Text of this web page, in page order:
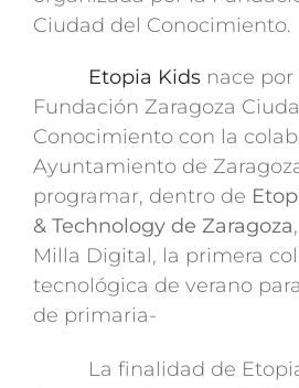
Ciudad del Conocimiento.
Etopia Kids nace
Fundación Zaragoza
Conocimiento con la
Ayuntamiento de
programar, dentro de
& Technology de Zaragoza
Milla Digital, la primera
tecnológica de verano
de primaria-
La finalidad de